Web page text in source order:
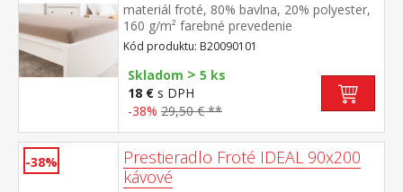
materiál froté, 80% bavlna, 20% polyester,
160 g/m² farebné prevedenie
orechová savé, odolné, stálofarebné,
obšité gumou pre matrace do výšky 25
cm prateľné do 40 °C
Kód produktu: B20090101
Skladom > 5 ks
18 € s DPH
-38% 29,50 € **
-38%
Prestieradlo Froté IDEAL 90x200
kávové